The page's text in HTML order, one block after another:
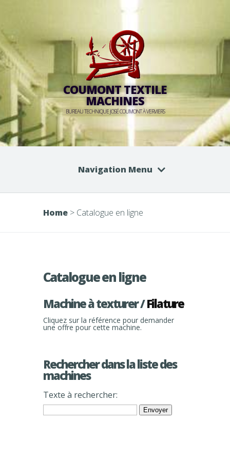
COUMONT TEXTILE
MACHINES
BUREAU TECHNIQUE JOSÉ COUMONT À VERVIERS
Navigation Menu
Home > Catalogue en ligne
Catalogue en ligne
Machine à texturer /Filature
Cliquez sur la référence pour demander
une offre pour cette machine.
Rechercher dans la liste des
machines
Texte à rechercher: